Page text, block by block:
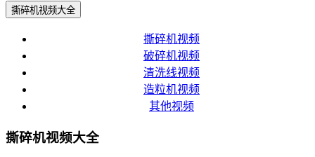
撕碎机视频大全
撕碎机视频
破碎机视频
清洗线视频
造粒机视频
其他视频
撕碎机视频大全